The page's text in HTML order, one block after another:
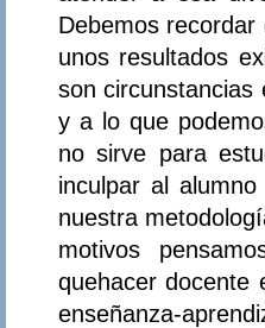
Debemos
unos resultados
son circunstancias
y a lo que
no sirve para
inculpar al
nuestra
motivos
quehacer docente
enseñanza-